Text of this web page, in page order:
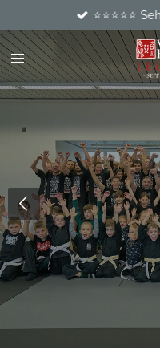
Hauptinhalt
springen
⭐⭐⭐⭐⭐